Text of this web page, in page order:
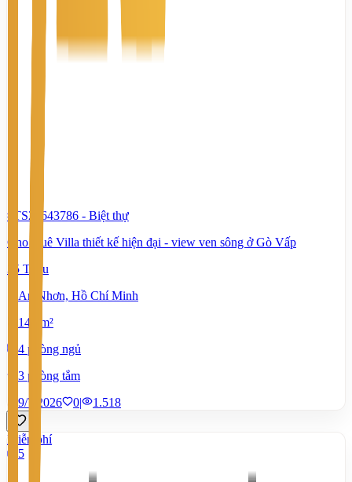
#TS28643786 - Biệt thự
Cho thuê Villa thiết kế hiện đại - view ven sông ở Gò Vấp
35 Triệu
An Nhơn, Hồ Chí Minh
140 m²
4 phòng ngủ
3 phòng tắm
9/7/2026
0| 1.518
Miễn phí
5